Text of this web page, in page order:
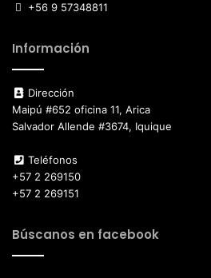
+56 9 57348811
Información
Dirección
Maipú #652 oficina 11, Arica
Salvador Allende #3674, Iquique
Teléfonos
+57 2 269150
+57 2 269151
Búscanos en facebook